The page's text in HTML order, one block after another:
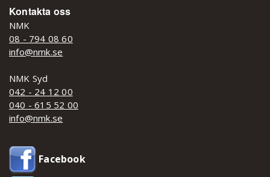
Kontakta oss
NMK
08 - 794 08 60
info@nmk.se
NMK Syd
042 - 24 12 00
040 - 615 52 00
info@nmk.se
Facebook